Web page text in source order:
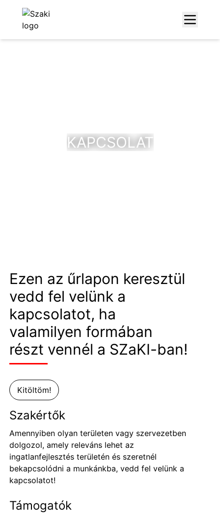
KAPCSOLAT
Ezen az űrlapon keresztül
vedd fel velünk a
kapcsolatot, ha
valamilyen formában
részt vennél a SZaKI-ban!
Kitöltöm!
Szakértők
Amennyiben olyan területen vagy szervezetben
dolgozol, amely releváns lehet az
ingatlanfejlesztés területén és szeretnél
bekapcsolódni a munkánkba, vedd fel velünk a
kapcsolatot!
Támogatók